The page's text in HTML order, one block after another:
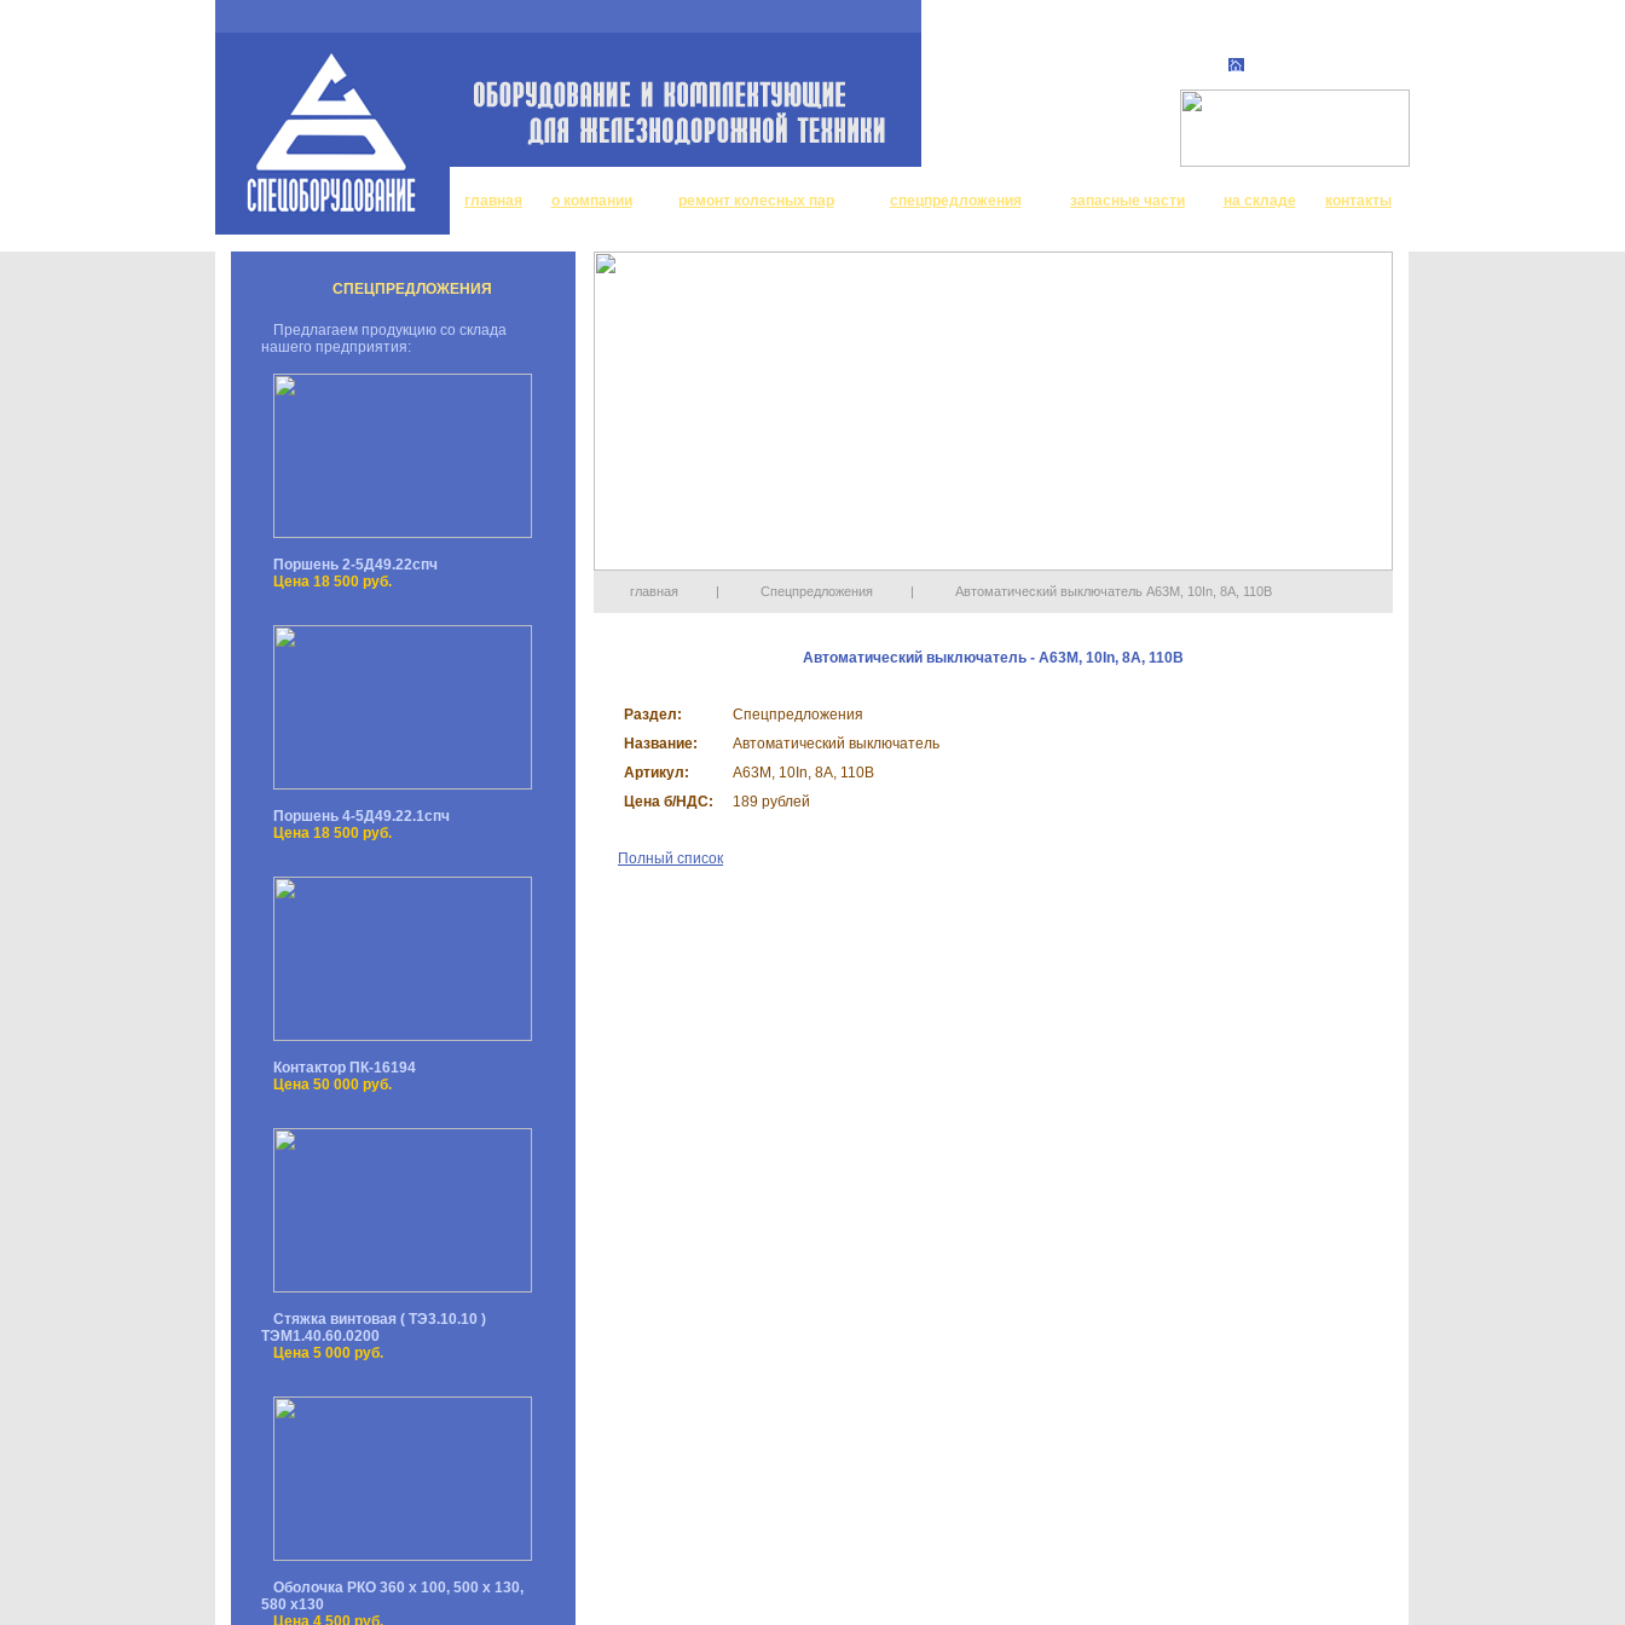
главная о компании ремонт колесных пар спецпредложения запасные части на складе контакты
СПЕЦПРЕДЛОЖЕНИЯ
Предлагаем продукцию со склада
нашего предприятия:
Поршень 2-5Д49.22спч
Цена 18 500 руб.
Поршень 4-5Д49.22.1спч
Цена 18 500 руб.
Контактор ПК-16194
Цена 50 000 руб.
Стяжка винтовая ( ТЭ3.10.10 )
ТЭМ1.40.60.0200
Цена 5 000 руб.
Оболочка РКО 360 х 100, 500 х 130,
580 х130
Цена 4 500 руб.
главная | Спецпредложения | Автоматический выключатель А63М, 10In, 8А, 110В
Автоматический выключатель - А63М, 10In, 8А, 110В
Раздел:
Спецпредложения
Название:
Автоматический выключатель
Артикул:
А63М, 10In, 8А, 110В
Цена б/НДС:
189 рублей
Полный список